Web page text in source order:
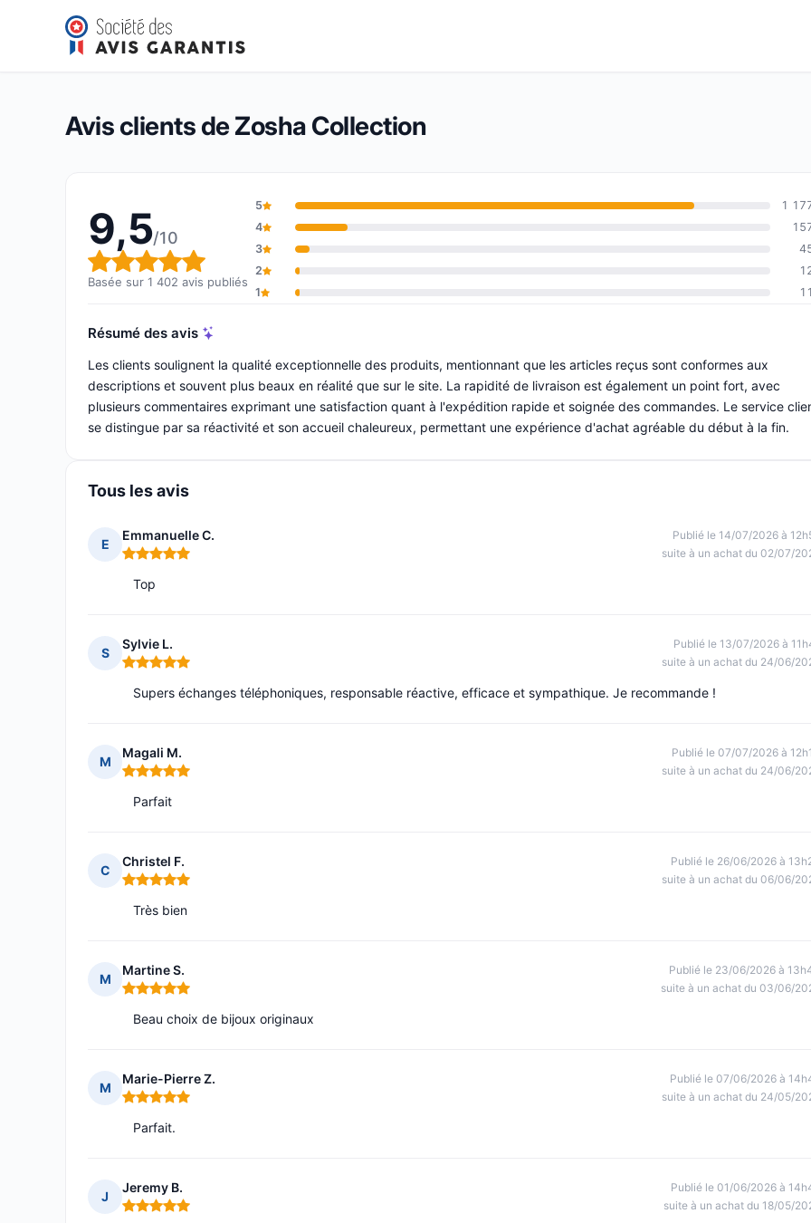
Zosha Collection
Note globale : 9,5 sur 10
9,5/10(1 402 avis)
Avis clients de Zosha Collection
9,5/10
Note globale : 9,5 sur 10
Basée sur 1 402 avis publiés
5
1
4
3
2
1
11
Résumé des avis
Les clients soulignent la qualité exceptionnelle des produits, mentionnant que les articles reçus sont conformes aux
descriptions et souvent plus beaux en réalité que sur le site. La rapidité de livraison est également un point fort, avec
plusieurs commentaires exprimant une satisfaction quant à l'expédition rapide et soignée des commandes. Le service
se distingue par sa réactivité et son accueil chaleureux, permettant une expérience d'achat agréable du début à la fin.
Tous les avis
E
Emmanuelle C.
Note : 5 sur 5
Publié le 14/07/2026 à
suite à un achat du 02/07/
Top
S
Sylvie L.
Note : 5 sur 5
Publié le 13/07/2026 à
suite à un achat du 24/06/
Supers échanges téléphoniques, responsable réactive, efficace et sympathique. Je recommande !
M
Magali M.
Note : 5 sur 5
Publié le 07/07/2026 à
suite à un achat du 24/06/
Parfait
C
Christel F.
Note : 5 sur 5
Publié le 26/06/2026 à
suite à un achat du 06/06/
Très bien
M
Martine S.
Note : 5 sur 5
Publié le 23/06/2026 à
suite à un achat du 03/06/
Beau choix de bijoux originaux
M
Marie-Pierre Z.
Note : 5 sur 5
Publié le 07/06/2026 à
suite à un achat du 24/05/
Parfait.
J
Jeremy B.
Note : 5 sur 5
Publié le 01/06/2026 à
suite à un achat du 18/05/